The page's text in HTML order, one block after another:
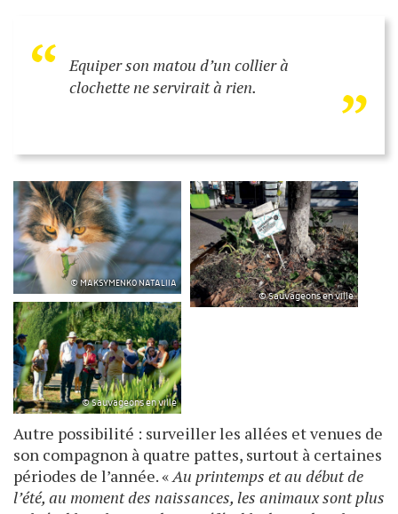
“
Equiper son matou d’un collier à
clochette ne servirait à rien.
„
© MAKSYMENKO NATALIiA
© Sauvageons en ville
© Sauvageons en ville
Autre possibilité : surveiller les allées et venues de
son compagnon à quatre pattes, surtout à certaines
périodes de l’année. «Au printemps et au début de
l’été, au moment des naissances, les animaux sont plus